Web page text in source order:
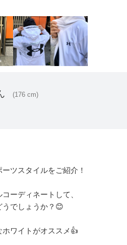
(176 cm)
ツスタイルをご紹介！
ーディネートして、
うでしょうか？😊
ホワイトがオススメ👍